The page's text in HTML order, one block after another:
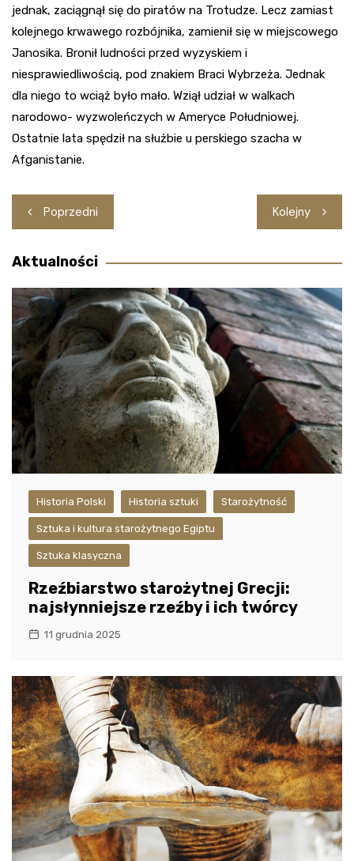
jednak, zaciągnął się do piratów na Trotudze. Lecz zamiast
kolejnego krwawego rozbójnika, zamienił się w miejscowego
Janosika. Bronił ludności przed wyzyskiem i
niesprawiedliwością, pod znakiem Braci Wybrzeża. Jednak
dla niego to wciąż było mało. Wziął udział w walkach
narodowo- wyzwoleńczych w Ameryce Południowej.
Ostatnie lata spędził na służbie u perskiego szacha w
Afganistanie.
Nawigacja
wpisu
Poprzedni Kolejny
Aktualności
Historia Polski Historia sztuki Starożytność
Sztuka i kultura starożytnego Egiptu
Sztuka klasyczna
Rzeźbiarstwo starożytnej Grecji:
najsłynniejsze rzeźby i ich twórcy
11 grudnia 2025